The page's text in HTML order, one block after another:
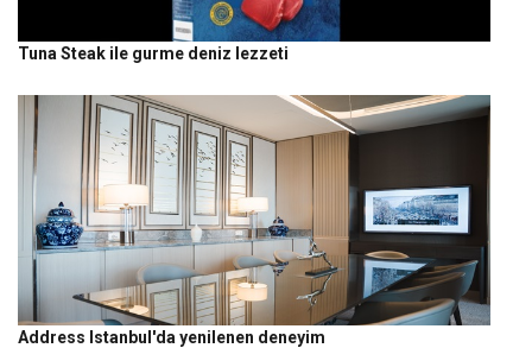
Tuna Steak ile gurme deniz lezzeti
Address Istanbul'da yenilenen deneyim